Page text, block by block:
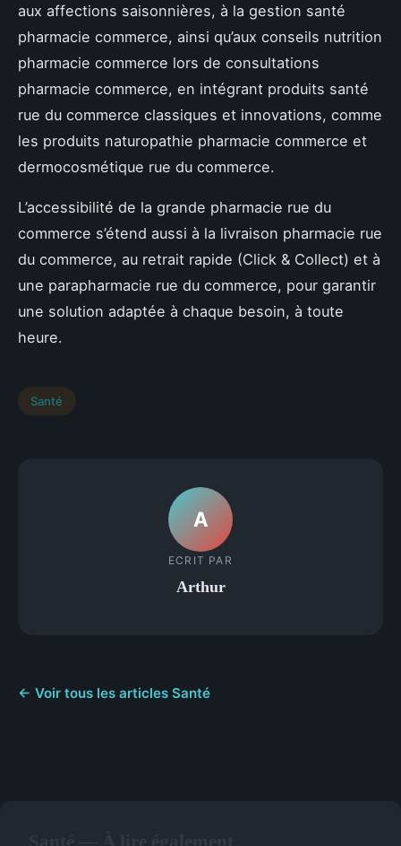
aux affections saisonnières, à la gestion santé
pharmacie commerce, ainsi qu’aux conseils nutrition
pharmacie commerce lors de consultations
pharmacie commerce, en intégrant produits santé
rue du commerce classiques et innovations, comme
les produits naturopathie pharmacie commerce et
dermocosmétique rue du commerce.
L’accessibilité de la grande pharmacie rue du
commerce s’étend aussi à la livraison pharmacie rue
du commerce, au retrait rapide (Click & Collect) et à
une parapharmacie rue du commerce, pour garantir
une solution adaptée à chaque besoin, à toute
heure.
Santé
A
ECRIT PAR
Arthur
← Voir tous les articles Santé